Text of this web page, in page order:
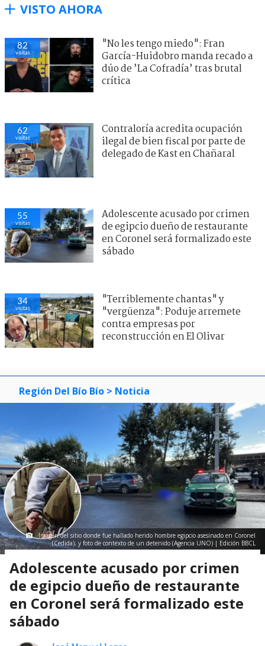
VISTO AHORA
82
visitas
"No les tengo miedo": Fran
García-Huidobro manda recado a
dúo de ’La Cofradía’ tras brutal
crítica
62
visitas
Contraloría acredita ocupación
ilegal de bien fiscal por parte de
delegado de Kast en Chañaral
55
visitas
Adolescente acusado por crimen
de egipcio dueño de restaurante
en Coronel será formalizado este
sábado
34
visitas
"Terriblemente chantas" y
"vergüenza": Poduje arremete
contra empresas por
reconstrucción en El Olivar
Región Del Bío Bío > Noticia
Imagen del sitio donde fue hallado herido hombre egipcio asesinado en Coronel
(Cedida); y foto de contexto de un detenido (Agencia UNO) | Edición BBCL
Adolescente acusado por crimen
de egipcio dueño de restaurante
en Coronel será formalizado este
sábado